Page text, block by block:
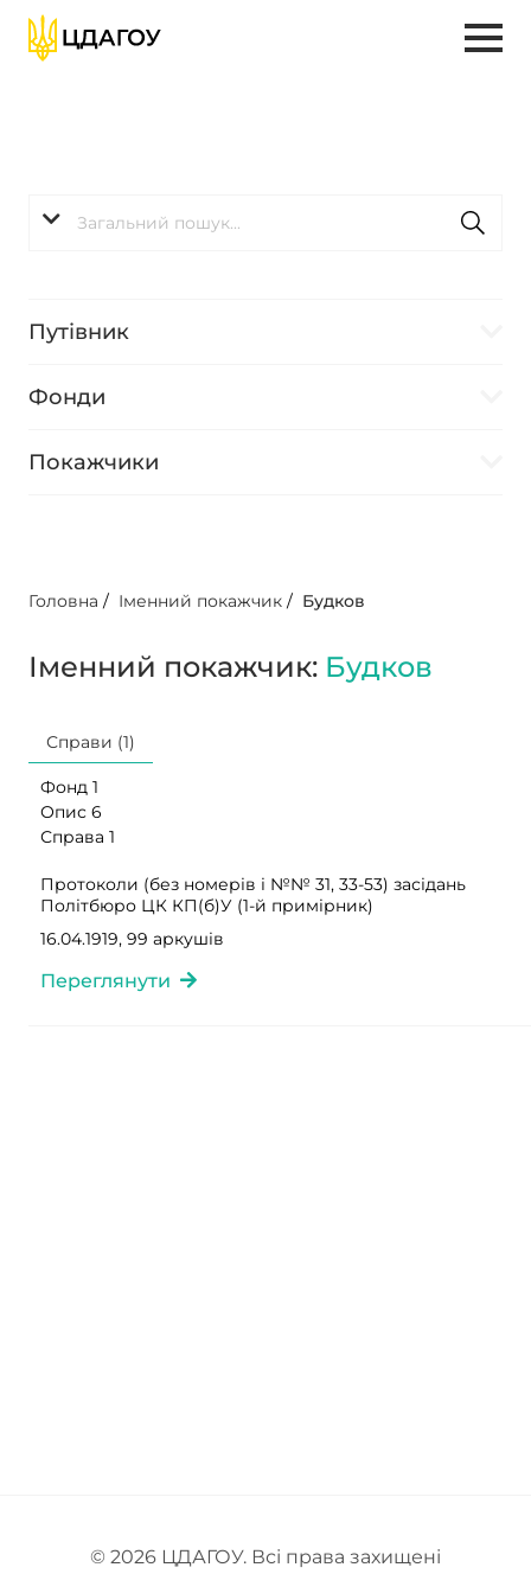
Путівник
Фонди
Покажчики
Головна / Іменний покажчик / Будков
Іменний покажчик: Будков
Справи (1)
Фонд 1
Опис 6
Справа 1
Протоколи (без номерів і №№ 31, 33-53) засідань
Політбюро ЦК КП(б)У (1-й примірник)
16.04.1919, 99 аркушів
Переглянути
© 2026 ЦДАГОУ. Всі права захищені